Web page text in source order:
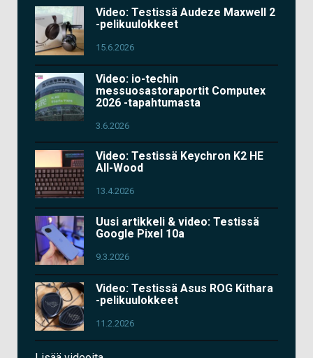
Video: Testissä Audeze Maxwell 2
-pelikuulokkeet
15.6.2026
Video: io-techin
messuosastoraportit Computex
2026 -tapahtumasta
3.6.2026
Video: Testissä Keychron K2 HE
All-Wood
13.4.2026
Uusi artikkeli & video: Testissä
Google Pixel 10a
9.3.2026
Video: Testissä Asus ROG Kithara
-pelikuulokkeet
11.2.2026